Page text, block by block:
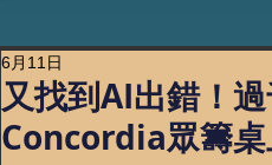
又找到AI出錯！
Concordia眾籌
6月11日